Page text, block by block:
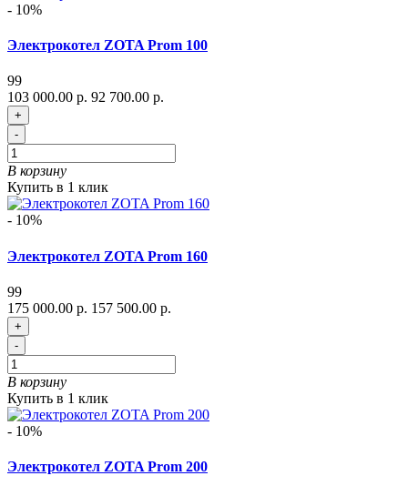
- 10%
Электрокотел ZOTA Prom 100
99
103 000.00 р. 92 700.00 р.
+
-
В корзину
Купить в 1 клик
- 10%
Электрокотел ZOTA Prom 160
99
175 000.00 р. 157 500.00 р.
+
-
В корзину
Купить в 1 клик
- 10%
Электрокотел ZOTA Prom 200